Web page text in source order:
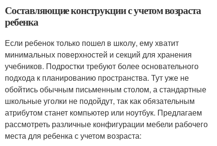
Составляющие конструкции с учетом возраста
ребенка
Если ребенок только пошел в школу, ему хватит
минимальных поверхностей и секций для хранения
учебников. Подростки требуют более основательного
подхода к планированию пространства. Тут уже не
обойтись обычным письменным столом, а стандартные
школьные уголки не подойдут, так как обязательным
атрибутом станет компьютер или ноутбук. Предлагаем
рассмотреть различные конфигурации мебели рабочего
места для ребенка с учетом возраста: